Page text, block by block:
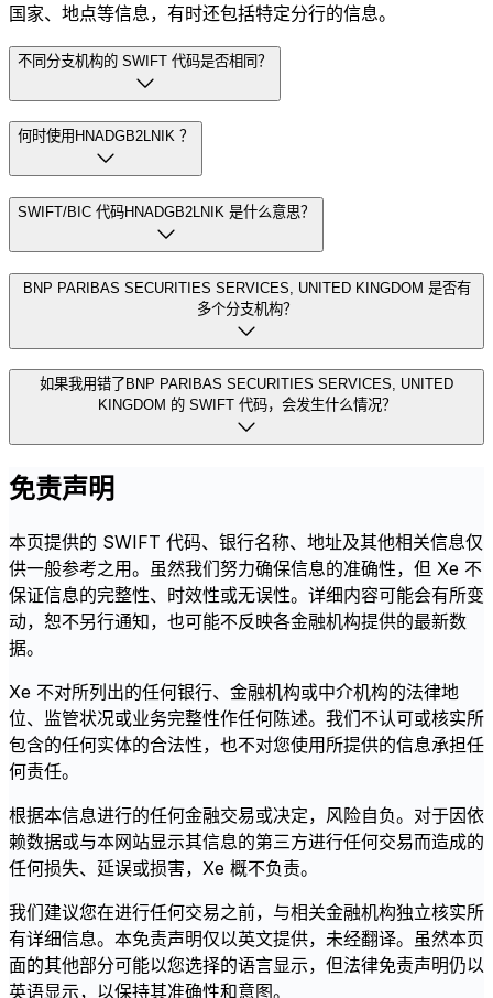
国家、地点等信息，有时还包括特定分行的信息。
不同分支机构的 SWIFT 代码是否相同？
何时使用HNADGB2LNIK ？
SWIFT/BIC 代码HNADGB2LNIK 是什么意思？
BNP PARIBAS SECURITIES SERVICES, UNITED KINGDOM 是否有
多个分支机构？
如果我用错了BNP PARIBAS SECURITIES SERVICES, UNITED
KINGDOM 的 SWIFT 代码，会发生什么情况？
免责声明
本页提供的 SWIFT 代码、银行名称、地址及其他相关信息仅
供一般参考之用。虽然我们努力确保信息的准确性，但 Xe 不
保证信息的完整性、时效性或无误性。详细内容可能会有所变
动，恕不另行通知，也可能不反映各金融机构提供的最新数
据。
Xe 不对所列出的任何银行、金融机构或中介机构的法律地
位、监管状况或业务完整性作任何陈述。我们不认可或核实所
包含的任何实体的合法性，也不对您使用所提供的信息承担任
何责任。
根据本信息进行的任何金融交易或决定，风险自负。对于因依
赖数据或与本网站显示其信息的第三方进行任何交易而造成的
任何损失、延误或损害，Xe 概不负责。
我们建议您在进行任何交易之前，与相关金融机构独立核实所
有详细信息。本免责声明仅以英文提供，未经翻译。虽然本页
面的其他部分可能以您选择的语言显示，但法律免责声明仍以
英语显示，以保持其准确性和意图。